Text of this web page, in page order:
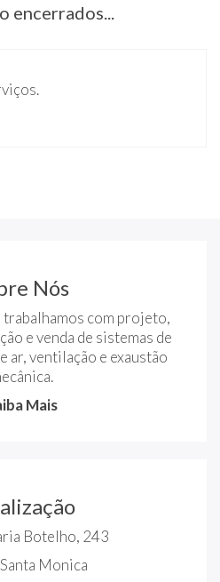
encerrados...
Nós
trabalhamos com projeto,
e venda de sistemas de
ar, ventilação e exaustão
Mais
Botelho, 243
Monica